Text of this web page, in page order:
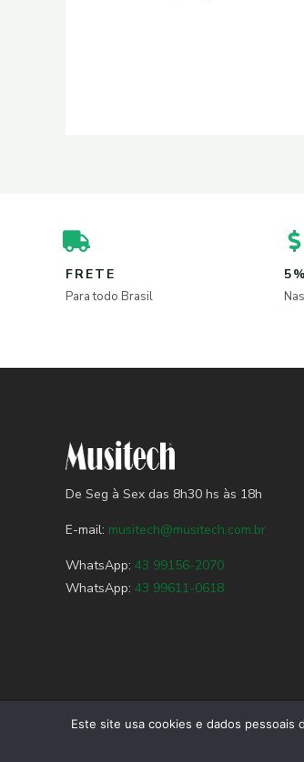
FRETE
Para todo Brasil
De Seg à Sex das 8h30 hs às 18h
E-mail: musitech@musitech.com.br
WhatsApp: 43 99156-2070
WhatsApp: 43 99611-0618
© 2023 Musitech. Desenvolvido porTinti
Este site usa cookies e dados pessoais